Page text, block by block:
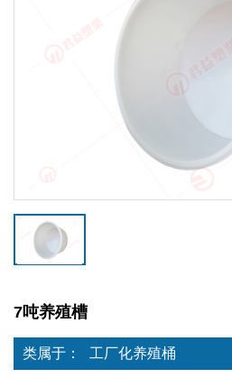
7吨养殖槽
类属于： 工厂化养殖桶